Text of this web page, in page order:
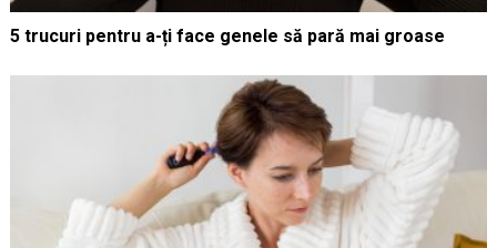
5 trucuri pentru a-ți face genele să pară mai groase